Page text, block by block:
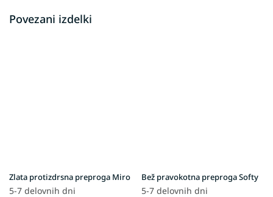
Povezani izdelki
Zlata protizdrsna preproga Miro
5-7 delovnih dni
Bež pravokotna preproga Softy
5-7 delovnih dni